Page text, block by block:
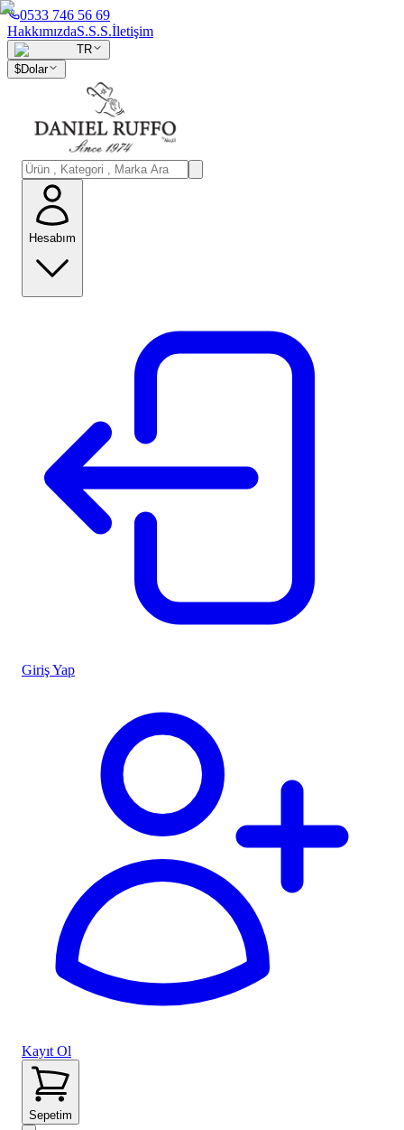
0533 746 56 69
HakkımızdaS.S.S.İletişim
TR
$Dolar
Hesabım
Giriş Yap
Kayıt Ol
Sepetim